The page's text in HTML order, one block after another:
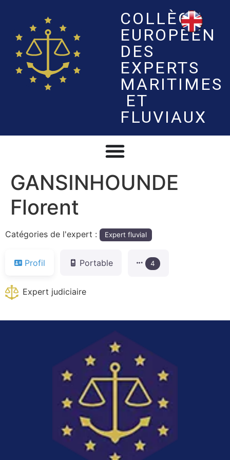
COLLÈGE
EUROPÉEN
DES
EXPERTS
MARITIMES
ET
FLUVIAUX
GANSINHOUNDE
Florent
Catégories de l'expert : Expert fluvial
Profil Portable 4
Expert judiciaire